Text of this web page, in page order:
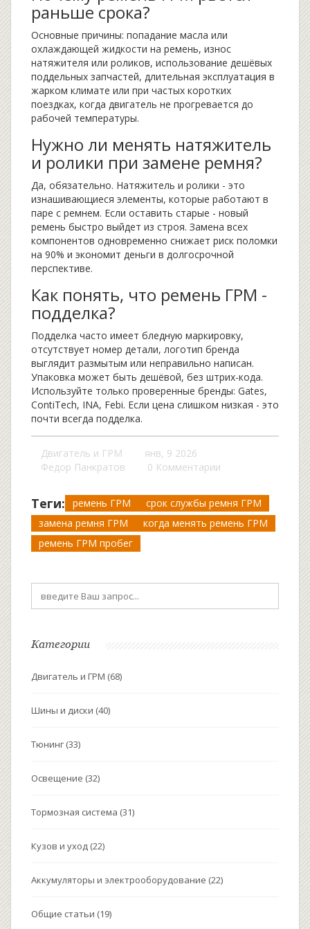
раньше срока?
Основные причины: попадание масла или
охлаждающей жидкости на ремень, износ
натяжителя или роликов, использование дешёвых
поддельных запчастей, длительная эксплуатация в
жарком климате или при частых коротких
поездках, когда двигатель не прогревается до
рабочей температуры.
Нужно ли менять натяжитель
и ролики при замене ремня?
Да, обязательно. Натяжитель и ролики - это
изнашивающиеся элементы, которые работают в
паре с ремнем. Если оставить старые - новый
ремень быстро выйдет из строя. Замена всех
компонентов одновременно снижает риск поломки
на 90% и экономит деньги в долгосрочной
перспективе.
Как понять, что ремень ГРМ -
подделка?
Подделка часто имеет бледную маркировку,
отсутствует номер детали, логотип бренда
выглядит размытым или неправильно написан.
Упаковка может быть дешёвой, без штрих-кода.
Используйте только проверенные бренды: Gates,
ContiTech, INA, Febi. Если цена слишком низкая - это
почти всегда подделка.
Двигатель и ГРМ
янв, 9 2026
Федор Панкратов
0 Комментарии
Теги: ремень ГРМ
срок службы ремня ГРМ
замена ремня ГРМ
когда менять ремень ГРМ
ремень ГРМ пробег
Категории
Двигатель и ГРМ (68)
Шины и диски (40)
Тюнинг (33)
Освещение (32)
Тормозная система (31)
Кузов и уход (22)
Аккумуляторы и электрооборудование (22)
Общие статьи (19)